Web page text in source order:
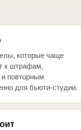
которые чаще
к штрафам,
повторным
для бьюти-студии.